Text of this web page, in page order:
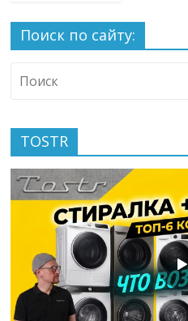
Поиск по сайту:
TOSTR